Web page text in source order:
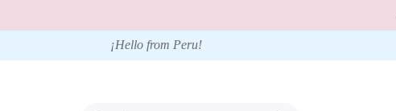
¡Hello from Peru!